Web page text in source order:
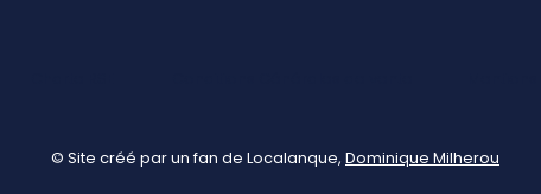
© Site créé par un fan de Localanque, Dominique Milherou